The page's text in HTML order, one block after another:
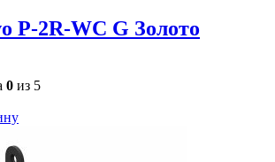
P-2R-WC G Золото
0 из 5